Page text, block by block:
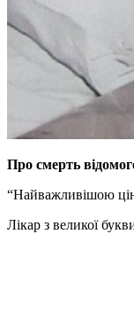
Про смерть
“Найважливішою
Лікар з великої